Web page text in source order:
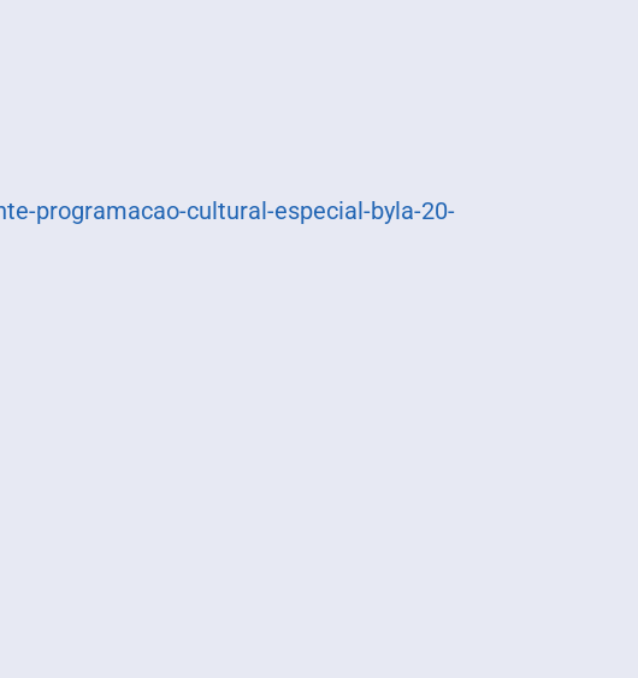
programacao-cultural-especial-byla-20-